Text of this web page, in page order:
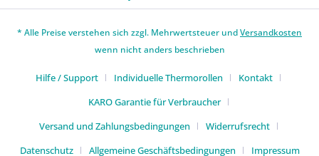
* Alle Preise verstehen sich zzgl. Mehrwertsteuer undVersandkosten
wenn nicht anders beschrieben
Hilfe / Support Individuelle Thermorollen
Kontakt
KARO Garantie für Verbraucher
Versand und Zahlungsbedingungen
Widerrufsrecht
Datenschutz
Allgemeine Geschäftsbedingungen Impressum